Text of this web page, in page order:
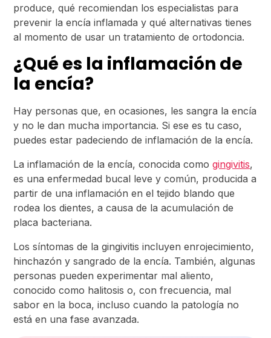
produce, qué recomiendan los especialistas para
prevenir la encía inflamada y qué alternativas tienes
al momento de usar un tratamiento de ortodoncia.
¿Qué es la inflamación de
la encía?
Hay personas que, en ocasiones, les sangra la encía
y no le dan mucha importancia. Si ese es tu caso,
puedes estar padeciendo de inflamación de la encía.
La inflamación de la encía, conocida comogingivitis,
es una enfermedad bucal leve y común, producida a
partir de una inflamación en el tejido blando que
rodea los dientes, a causa de la acumulación de
placa bacteriana.
Los síntomas de la gingivitis incluyen enrojecimiento,
hinchazón y sangrado de la encía. También, algunas
personas pueden experimentar mal aliento,
conocido como halitosis o, con frecuencia, mal
sabor en la boca, incluso cuando la patología no
está en una fase avanzada.